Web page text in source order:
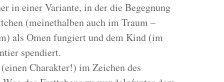
in einer Variante, in der die Begegnung
(meinethalben auch im Traum –
als Omen fungiert und dem Kind (im
spendiert.
Charakter!) im Zeichen des